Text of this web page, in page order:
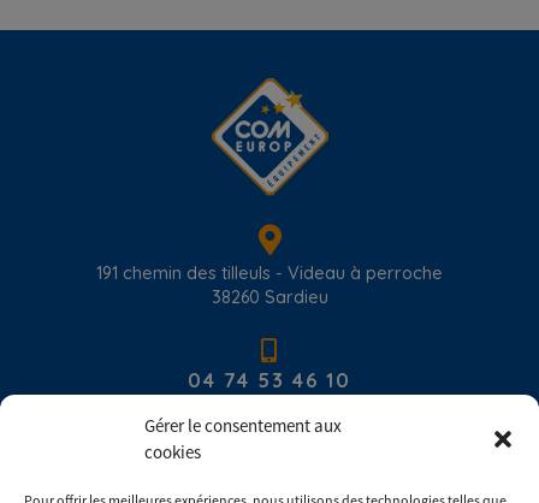
Gérer le consentement aux
cookies
191 chemin des tilleuls - Videau à perroche
38260 Sardieu
04 74 53 46 10
contact@com-europ-equipement.com